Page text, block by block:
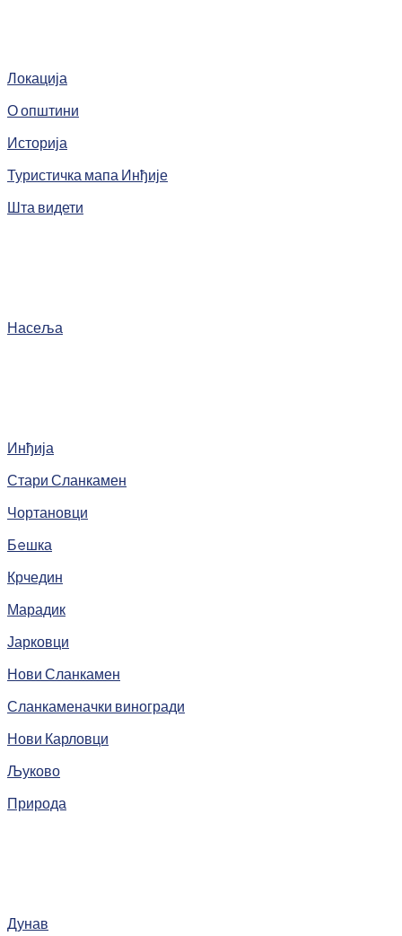
Локација
О општини
Историја
Туристичка мапа Инђије
Шта видети
Насеља
Инђија
Стари Сланкамен
Чортановци
Бeшка
Крчедин
Марадик
Јарковци
Нови Сланкамен
Сланкаменачки виногради
Нови Карловци
Љуково
Природа
Дунав